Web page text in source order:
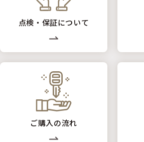
点検・保証について
ご購入の流れ